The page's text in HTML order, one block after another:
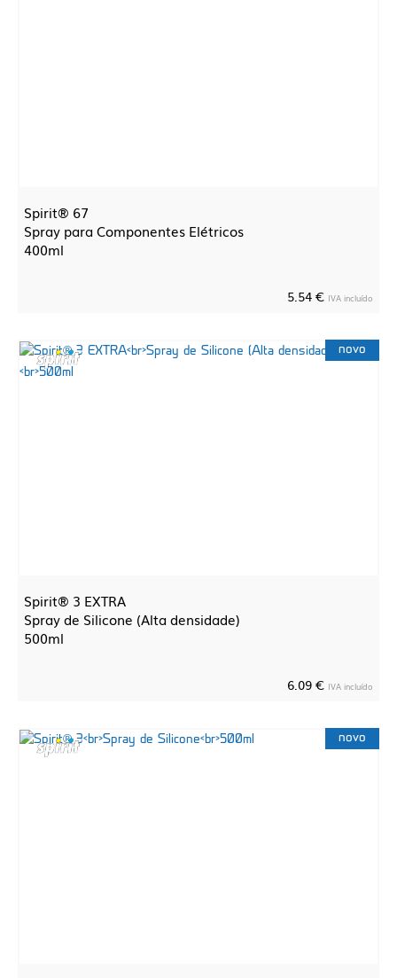
Spirit® 67
Spray para Componentes Elétricos
400ml
5.54 € IVA incluído
novo
Spirit® 3 EXTRA
Spray de Silicone (Alta densidade)
500ml
6.09 € IVA incluído
novo